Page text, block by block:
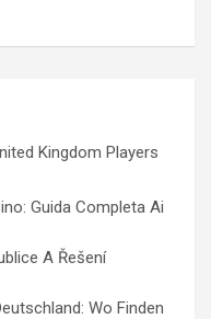
Kingdom Players
Guida Completa Ai
A Řešení
Wo Finden